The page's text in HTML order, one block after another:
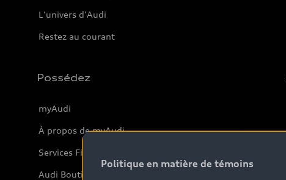
L'univers d'Audi
Restez au courant
Possédez
myAudi
À propos de myAudi
Services Financiers Audi
Audi Boutique
Politique en matière de témoins